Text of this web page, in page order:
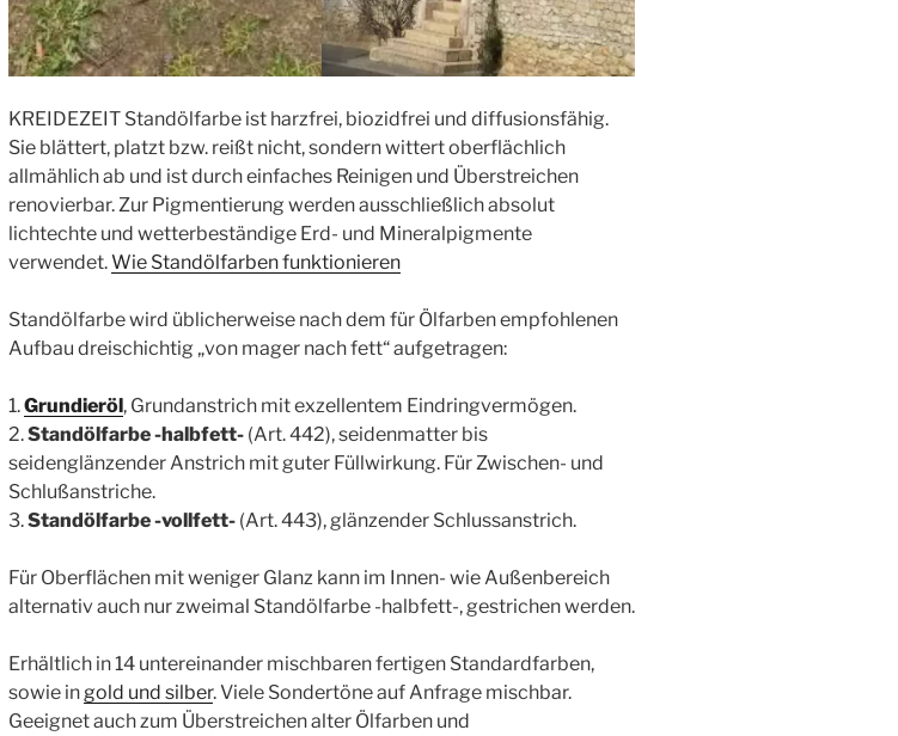
KREIDEZEIT Standölfarbe ist harzfrei, biozidfrei und diffusionsfähig.
Sie blättert, platzt bzw. reißt nicht, sondern wittert oberflächlich
allmählich ab und ist durch einfaches Reinigen und Überstreichen
renovierbar. Zur Pigmentierung werden ausschließlich absolut
lichtechte und wetterbeständige Erd- und Mineralpigmente
verwendet.Wie Standölfarben funktionieren
Standölfarbe wird üblicherweise nach dem für Ölfarben empfohlenen
Aufbau dreischichtig „von mager nach fett“ aufgetragen:
1.Grundieröl, Grundanstrich mit exzellentem Eindringvermögen.
2.Standölfarbe -halbfett- (Art. 442), seidenmatter bis
seidenglänzender Anstrich mit guter Füllwirkung. Für Zwischen- und
Schlußanstriche.
3.Standölfarbe -vollfett- (Art. 443), glänzender Schlussanstrich.
Für Oberflächen mit weniger Glanz kann im Innen- wie Außenbereich
alternativ auch nur zweimal Standölfarbe -halbfett-, gestrichen werden.
Erhältlich in 14 untereinander mischbaren fertigen Standardfarben,
sowie in gold und silber. Viele Sondertöne auf Anfrage mischbar.
Geeignet auch zum Überstreichen alter Ölfarben und